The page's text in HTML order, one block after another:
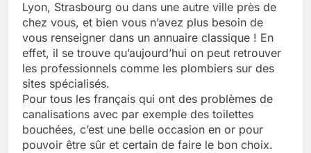
Lyon, Strasbourg ou dans une autre ville près de
chez vous, et bien vous n’avez plus besoin de
vous renseigner dans un annuaire classique ! En
effet, il se trouve qu’aujourd’hui on peut retrouver
les professionnels comme les plombiers sur des
sites spécialisés.
Pour tous les français qui ont des problèmes de
canalisations avec par exemple des toilettes
bouchées, c’est une belle occasion en or pour
pouvoir être sûr et certain de faire le bon choix.